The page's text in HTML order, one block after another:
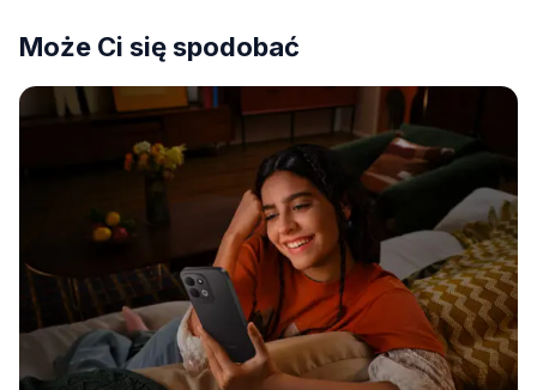
Może Ci się spodobać